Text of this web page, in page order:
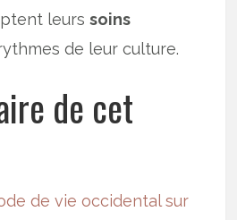
leurssoins
de leur culture.
de cet
de vie occidental sur